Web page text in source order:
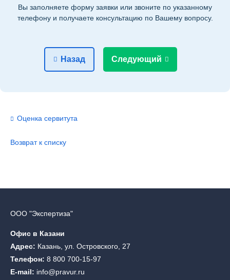
Вы заполняете форму заявки или звоните по указанному
телефону и получаете консультацию по Вашему вопросу.
Назад Следующий
Оценка сервитута
Возврат к списку
ООО "Экспертиза"
Офис в Казани
Адрес: Казань, ул. Островского, 27
Телефон: 8 800 700-15-97
E-mail: info@pravur.ru